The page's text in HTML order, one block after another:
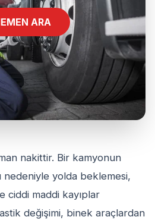
ARA
nakittir. Bir kamyonun
nedeniyle yolda beklemesi,
ciddi maddi kayıplar
değişimi, binek araçlardan